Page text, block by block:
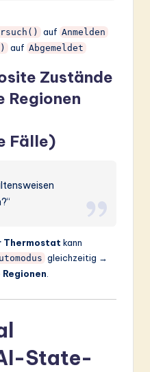
auf Anmelden
auf Abgemeldet
Zustände
Regionen
Fälle)
kann
gleichzeitig →
State-